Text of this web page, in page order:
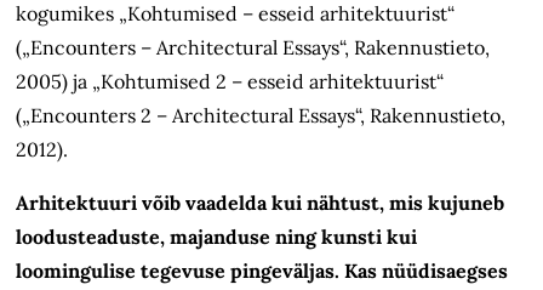
kogumikes „Kohtumised – esseid arhitektuurist“
(„Encounters – Architectural Essays“, Rakennustieto,
2005) ja „Kohtumised 2 – esseid arhitektuurist“
(„Encounters 2 – Architectural Essays“, Rakennustieto,
2012).
Arhitektuuri võib vaadelda kui nähtust, mis kujuneb
loodusteaduste, majanduse ning kunsti kui
loomingulise tegevuse pingeväljas. Kas nüüdisaegses